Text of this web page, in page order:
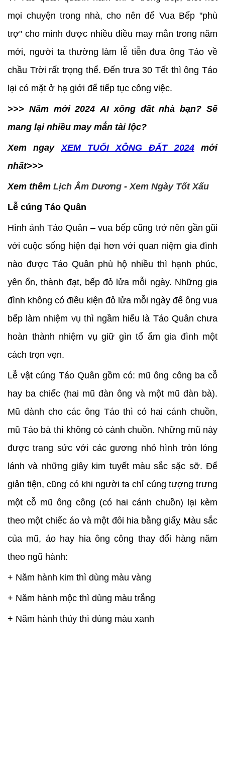
mọi chuyện trong nhà, cho nên để Vua Bếp "phù
trợ" cho mình được nhiều điều may mắn trong năm
mới, người ta thường làm lễ tiễn đưa ông Táo về
chầu Trời rất trọng thể. Đến trưa 30 Tết thì ông Táo
lại có mặt ở hạ giới để tiếp tục công việc.
>>> Năm mới 2024 AI xông đất nhà bạn? Sẽ
mang lại nhiều may mắn tài lộc?
Xem ngayXEM TUỔI XÔNG ĐẤT 2024
mới
nhất>>>
Xem thêm Lịch Âm Dương -Xem Ngày Tốt Xấu
Lễ cúng Táo Quân
Hình ảnh Táo Quân – vua bếp cũng trở nên gần gũi
với cuộc sống hiện đại hơn với quan niệm gia đình
nào được Táo Quân phù hộ nhiều thì hạnh phúc,
yên ổn, thành đạt, bếp đỏ lửa mỗi ngày. Những gia
đình không có điều kiện đỏ lửa mỗi ngày để ông vua
bếp làm nhiệm vụ thì ngầm hiểu là Táo Quân chưa
hoàn thành nhiệm vụ giữ gìn tổ ẩm gia đình một
cách trọn vẹn.
Lễ vật cúng Táo Quân gồm có: mũ ông công ba cỗ
hay ba chiếc (hai mũ đàn ông và một mũ đàn bà).
Mũ dành cho các ông Táo thì có hai cánh chuồn,
mũ Táo bà thì không có cánh chuồn. Những mũ này
được trang sức với các gương nhỏ hình tròn lóng
lánh và những giây kim tuyết màu sắc sặc sỡ. Để
giản tiện, cũng có khi người ta chỉ cúng tượng trưng
một cỗ mũ ông công (có hai cánh chuồn) lại kèm
theo một chiếc áo và một đôi hia bằng giấỵ Màu sắc
của mũ, áo hay hia ông công thay đổi hàng năm
theo ngũ hành:
+ Năm hành kim thì dùng màu vàng
+ Năm hành mộc thì dùng màu trắng
+ Năm hành thủy thì dùng màu xanh